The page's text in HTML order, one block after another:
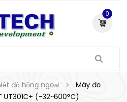
0
độ hồng ngoại
Máy đo
(-32~600°C)